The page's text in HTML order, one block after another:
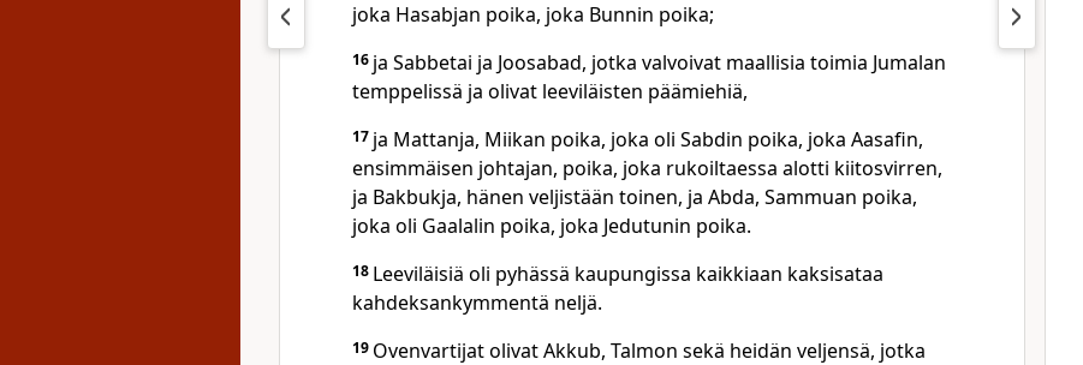
joka Hasabjan poika, joka Bunnin poika;
16 ja Sabbetai ja Joosabad, jotka valvoivat maallisia toimia Jumalan
temppelissä ja olivat leeviläisten päämiehiä,
17 ja Mattanja, Miikan poika, joka oli Sabdin poika, joka Aasafin,
ensimmäisen johtajan, poika, joka rukoiltaessa alotti kiitosvirren,
ja Bakbukja, hänen veljistään toinen, ja Abda, Sammuan poika,
joka oli Gaalalin poika, joka Jedutunin poika.
18 Leeviläisiä oli pyhässä kaupungissa kaikkiaan kaksisataa
kahdeksankymmentä neljä.
19 Ovenvartijat olivat Akkub, Talmon sekä heidän veljensä, jotka